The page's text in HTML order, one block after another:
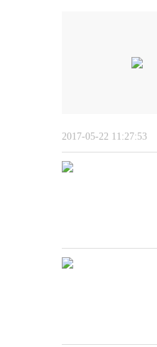
2017-05-22 11:27:53